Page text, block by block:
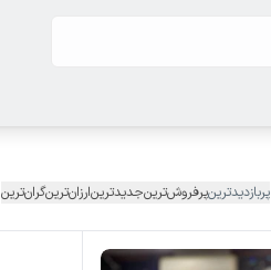
پربازدیدترینپرفروش‌ترینجدیدترینارزان‌ترینگران‌ترین